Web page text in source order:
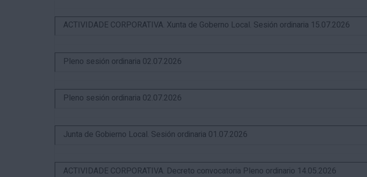
ACTIVIDADE CORPORATIVA. Xunta de Goberno Local. Sesión ordinaria 15.07.2026
Pleno sesión ordinaria 02.07.2026
Pleno sesión ordinaria 02.07.2026
Junta de Gobierno Local. Sesión ordinaria 01.07.2026
ACTIVIDADE CORPORATIVA. Decreto convocatoria Pleno ordinario 14.05.2026